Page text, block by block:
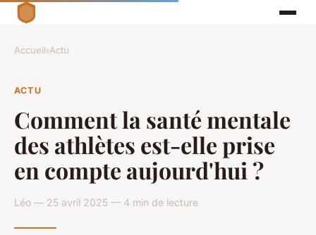
Accueil›Actu
ACTU
Comment la santé mentale
des athlètes est-elle prise
en compte aujourd'hui ?
Léo — 25 avril 2025 — 4 min de lecture